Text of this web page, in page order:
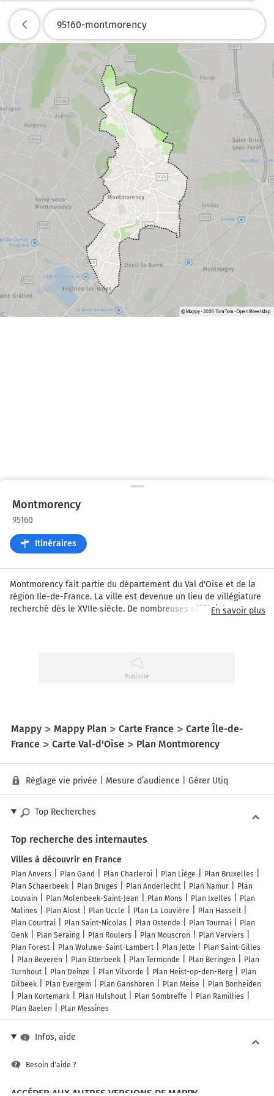
Montmorency
95160
Itinéraires
Montmorency fait partie du département du Val d'Oise et de la
région Ile-de-France. La ville est devenue un lieu de villégiature
recherché dès le XVIIe siècle. De nombreuses célébrités sont
En savoir plus
Mappy Mappy Plan Carte France
Carte Île-de-
France
Carte Val-d'Oise Plan Montmorency
Réglage vie privée Mesure d’audience Gérer Utiq
Top Recherches
Top recherche des internautes
Villes à découvrir en France
Plan Anvers Plan Gand Plan Charleroi Plan Liège
Plan Bruxelles
Plan Schaerbeek
Plan Bruges Plan Anderlecht Plan Namur
Plan
Louvain
Plan Molenbeek-Saint-Jean Plan Mons Plan Ixelles
Plan
Malines
Plan Alost Plan Uccle Plan La Louvière
Plan Hasselt
Plan Courtrai
Plan Saint-Nicolas Plan Ostende Plan Tournai
Plan
Genk
Plan Seraing Plan Roulers Plan Mouscron
Plan Verviers
Plan Forest
Plan Woluwe-Saint-Lambert Plan Jette
Plan Saint-Gilles
Plan Beveren
Plan Etterbeek Plan Termonde Plan Beringen
Plan
Turnhout
Plan Deinze Plan Vilvorde Plan Heist-op-den-Berg
Plan
Dilbeek
Plan Evergem Plan Ganshoren Plan Meise
Plan Bonheiden
Plan Kortemark
Plan Hulshout Plan Sombreffe
Plan Ramillies
Plan Baelen
Plan Messines
Infos, aide
Besoin d'aide ?
ACCÉDER AUX AUTRES VERSIONS DE MAPPY